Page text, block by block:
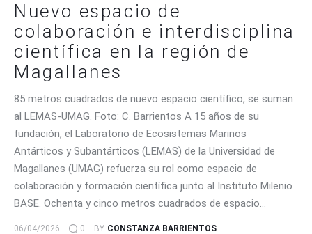
Nuevo espacio de
colaboración e interdisciplina
científica en la región de
Magallanes
85 metros cuadrados de nuevo espacio científico, se suman
al LEMAS-UMAG. Foto: C. Barrientos A 15 años de su
fundación, el Laboratorio de Ecosistemas Marinos
Antárticos y Subantárticos (LEMAS) de la Universidad de
Magallanes (UMAG) refuerza su rol como espacio de
colaboración y formación científica junto al Instituto Milenio
BASE. Ochenta y cinco metros cuadrados de espacio…
06/04/2026 0 BY CONSTANZA BARRIENTOS